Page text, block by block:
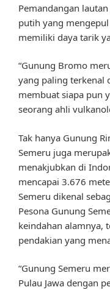
Pemandangan
putih yang
memiliki daya tarik
“Gunung Bromo
yang paling terkenal
membuat siapa pun
seorang ahli
Tak hanya Gunung
Semeru juga
menakjubkan di
mencapai 3.676
Semeru dikenal
Pesona Gunung
keindahan alamnya,
pendakian yang
“Gunung Semeru
Pulau Jawa dengan